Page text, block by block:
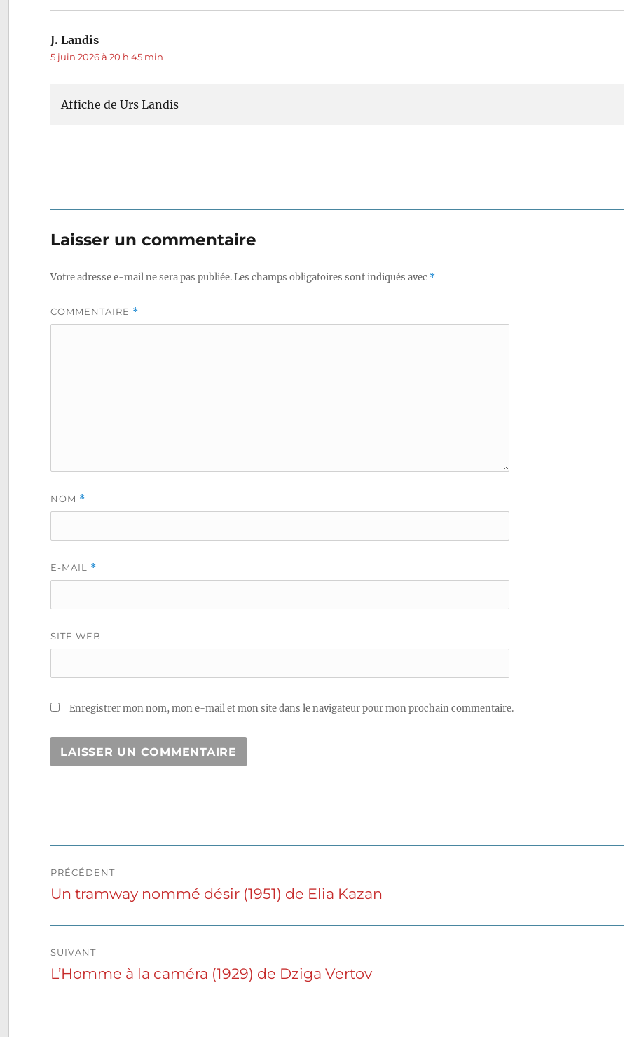
J. Landis
5 juin 2026 à 20 h 45 min
Affiche de Urs Landis
Laisser un commentaire
Votre adresse e-mail ne sera pas publiée.Les champs obligatoires sont indiqués avec *
COMMENTAIRE *
NOM *
E-MAIL *
SITE WEB
Enregistrer mon nom, mon e-mail et mon site dans le navigateur pour mon prochain commentaire.
de
PRÉCÉDENT
Publication
Un tramway nommé désir (1951) de Elia Kazan
SUIVANT
Publication
L’Homme à la caméra (1929) de Dziga Vertov